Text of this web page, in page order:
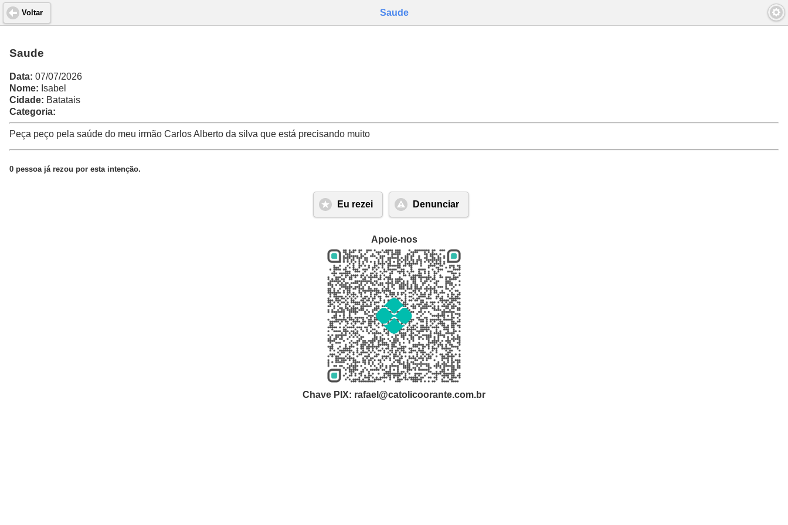
Saude
Voltar
Saude
Data: 07/07/2026
Nome: Isabel
Cidade: Batatais
Categoria:
Peça peço pela saúde do meu irmão Carlos Alberto da silva que está precisando muito
0 pessoa já rezou por esta intenção.
Eu rezei Denunciar
Apoie-nos
Chave PIX: rafael@catolicoorante.com.br